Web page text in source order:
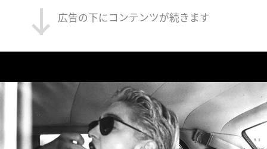
広告の下にコンテンツが続きます